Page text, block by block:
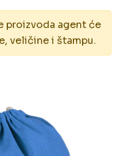
proizvoda agent će
veličine i štampu.